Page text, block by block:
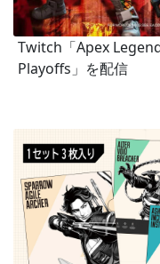
Twitch「Apex
Playoffs」を配信